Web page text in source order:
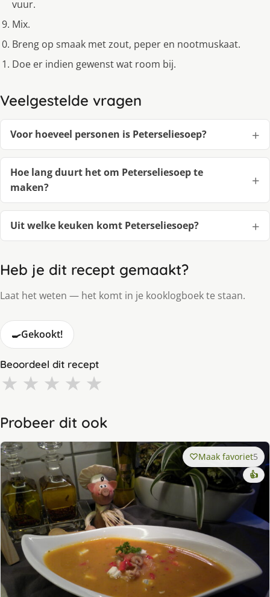
vuur.
Mix.
Breng op smaak met zout, peper en nootmuskaat.
Doe er indien gewenst wat room bij.
Veelgestelde vragen
Voor hoeveel personen is Peterseliesoep?
Hoe lang duurt het om Peterseliesoep te
maken?
Uit welke keuken komt Peterseliesoep?
Heb je dit recept gemaakt?
Laat het weten — het komt in je kooklogboek te staan.
🍳Gekookt!
Beoordeel dit recept
★ ★ ★ ★ ★
Probeer dit ook
Maak favoriet5
👍